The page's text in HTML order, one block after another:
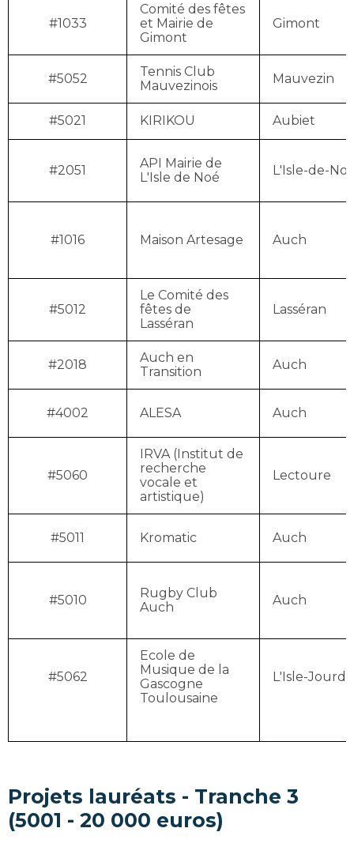
#1033
Comité des fêtes
et Mairie de
Gimont
Gimont
#5052
Tennis Club
Mauvezinois
Mauvezin
#5021 KIRIKOU Aubiet
#2051
API Mairie de
L'Isle de Noé
L'Isle-de-
#1016 Maison Artesage Auch
#5012
Le Comité des
fêtes de
Lasséran
Lasséran
#2018
Auch en
Transition
Auch
#4002 ALESA Auch
#5060
IRVA (Institut de
recherche
vocale et
artistique)
Lectoure
#5011 Kromatic Auch
#5010
Rugby Club
Auch
Auch
#5062
Ecole de
Musique de la
Gascogne
Toulousaine
L'Isle-
Projets lauréats - Tranche 3
(5001 - 20 000 euros)